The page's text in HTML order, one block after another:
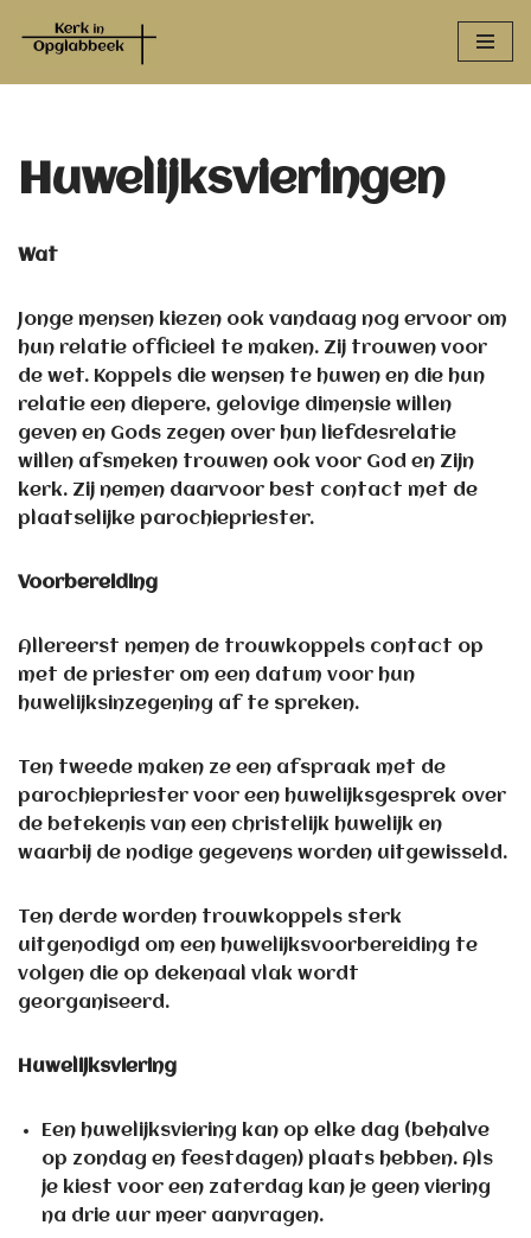
Huwelijksvieringen
Wat
Jonge mensen kiezen ook vandaag nog ervoor om
hun relatie officieel te maken. Zij trouwen voor
de wet. Koppels die wensen te huwen en die hun
relatie een diepere, gelovige dimensie willen
geven en Gods zegen over hun liefdesrelatie
willen afsmeken trouwen ook voor God en Zijn
kerk. Zij nemen daarvoor best contact met de
plaatselijke parochiepriester.
Voorbereiding
Allereerst nemen de trouwkoppels contact op
met de priester om een datum voor hun
huwelijksinzegening af te spreken.
Ten tweede maken ze een afspraak met de
parochiepriester voor een huwelijksgesprek over
de betekenis van een christelijk huwelijk en
waarbij de nodige gegevens worden uitgewisseld.
Ten derde worden trouwkoppels sterk
uitgenodigd om een huwelijksvoorbereiding te
volgen die op dekenaal vlak wordt
georganiseerd.
Huwelijksviering
Een huwelijksviering kan op elke dag (behalve
op zondag en feestdagen) plaats hebben. Als
je kiest voor een zaterdag kan je geen viering
na drie uur meer aanvragen.